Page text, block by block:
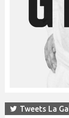
Tweets La